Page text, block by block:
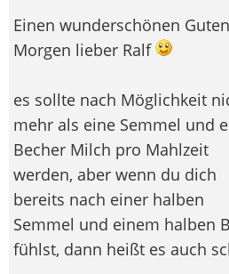
Einen wunderschönen Guten
Morgen lieber Ralf
es sollte nach Möglichkeit
mehr als eine Semmel und
Becher Milch pro Mahlzeit
werden, aber wenn du dich
bereits nach einer halben
Semmel und einem halben
fühlst, dann heißt es auch